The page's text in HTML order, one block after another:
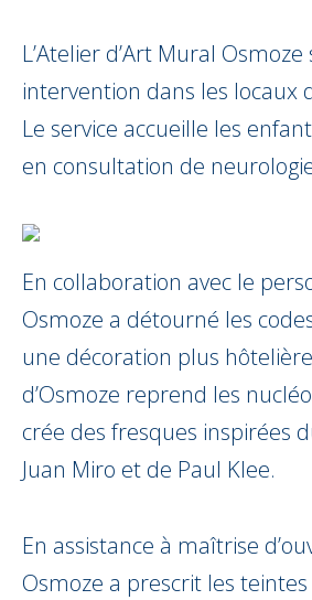
L’Atelier d’Art Mural Osmoze
intervention dans les locaux
Le service accueille les
en consultation de
En collaboration avec le
Osmoze a détourné les
une décoration plus
d’Osmoze reprend les
crée des fresques inspirées
Juan Miro et de Paul Klee.
En assistance à maîtrise
Osmoze a prescrit les